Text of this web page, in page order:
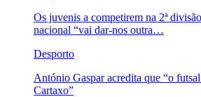
Os juvenis a competirem na 2ª
nacional “vai dar-nos outra…
Desporto
António Gaspar acredita que “o
Cartaxo”